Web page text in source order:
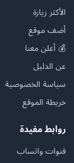
الأكثر زيارة
أضف موقع
💰 أعلن معنا
عن الدليل
سياسة الخصوصية
خريطة الموقع
روابط مفيدة
قنوات واتساب